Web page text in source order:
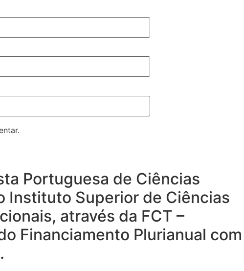
Portuguesa de Ciências
Instituto Superior de Ciências
através da FCT –
Financiamento Plurianual com